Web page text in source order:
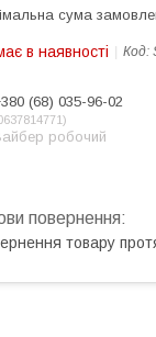
сума
в наявності Код:
(68) 035-96-02
робочий
товару